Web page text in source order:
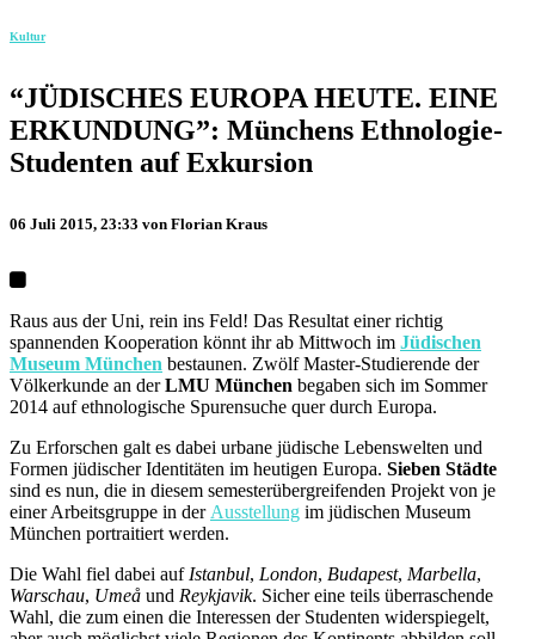
Kultur
“JÜDISCHES EUROPA HEUTE. EINE
ERKUNDUNG”: Münchens Ethnologie-
Studenten auf Exkursion
06 Juli 2015, 23:33 von Florian Kraus
Raus aus der Uni, rein ins Feld! Das Resultat einer richtig
spannenden Kooperation könnt ihr ab Mittwoch im Jüdischen
Museum München bestaunen. Zwölf Master-Studierende der
Völkerkunde an derLMU München begaben sich im Sommer
2014 auf ethnologische Spurensuche quer durch Europa.
Zu Erforschen galt es dabei urbane jüdische Lebenswelten und
Formen jüdischer Identitäten im heutigen Europa. Sieben Städte
sind es nun, die in diesem semesterübergreifenden Projekt von je
einer Arbeitsgruppe in der Ausstellung im jüdischen Museum
München portraitiert werden.
Die Wahl fiel dabei auf Istanbul, London, Budapest, Marbella,
Warschau, Umeå und Reykjavik. Sicher eine teils überraschende
Wahl, die zum einen die Interessen der Studenten widerspiegelt,